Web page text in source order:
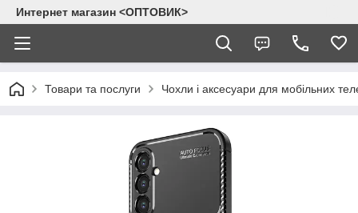
Интернет магазин <ОПТОВИК>
Товари та послуги Чохли і аксесуари для мобільних